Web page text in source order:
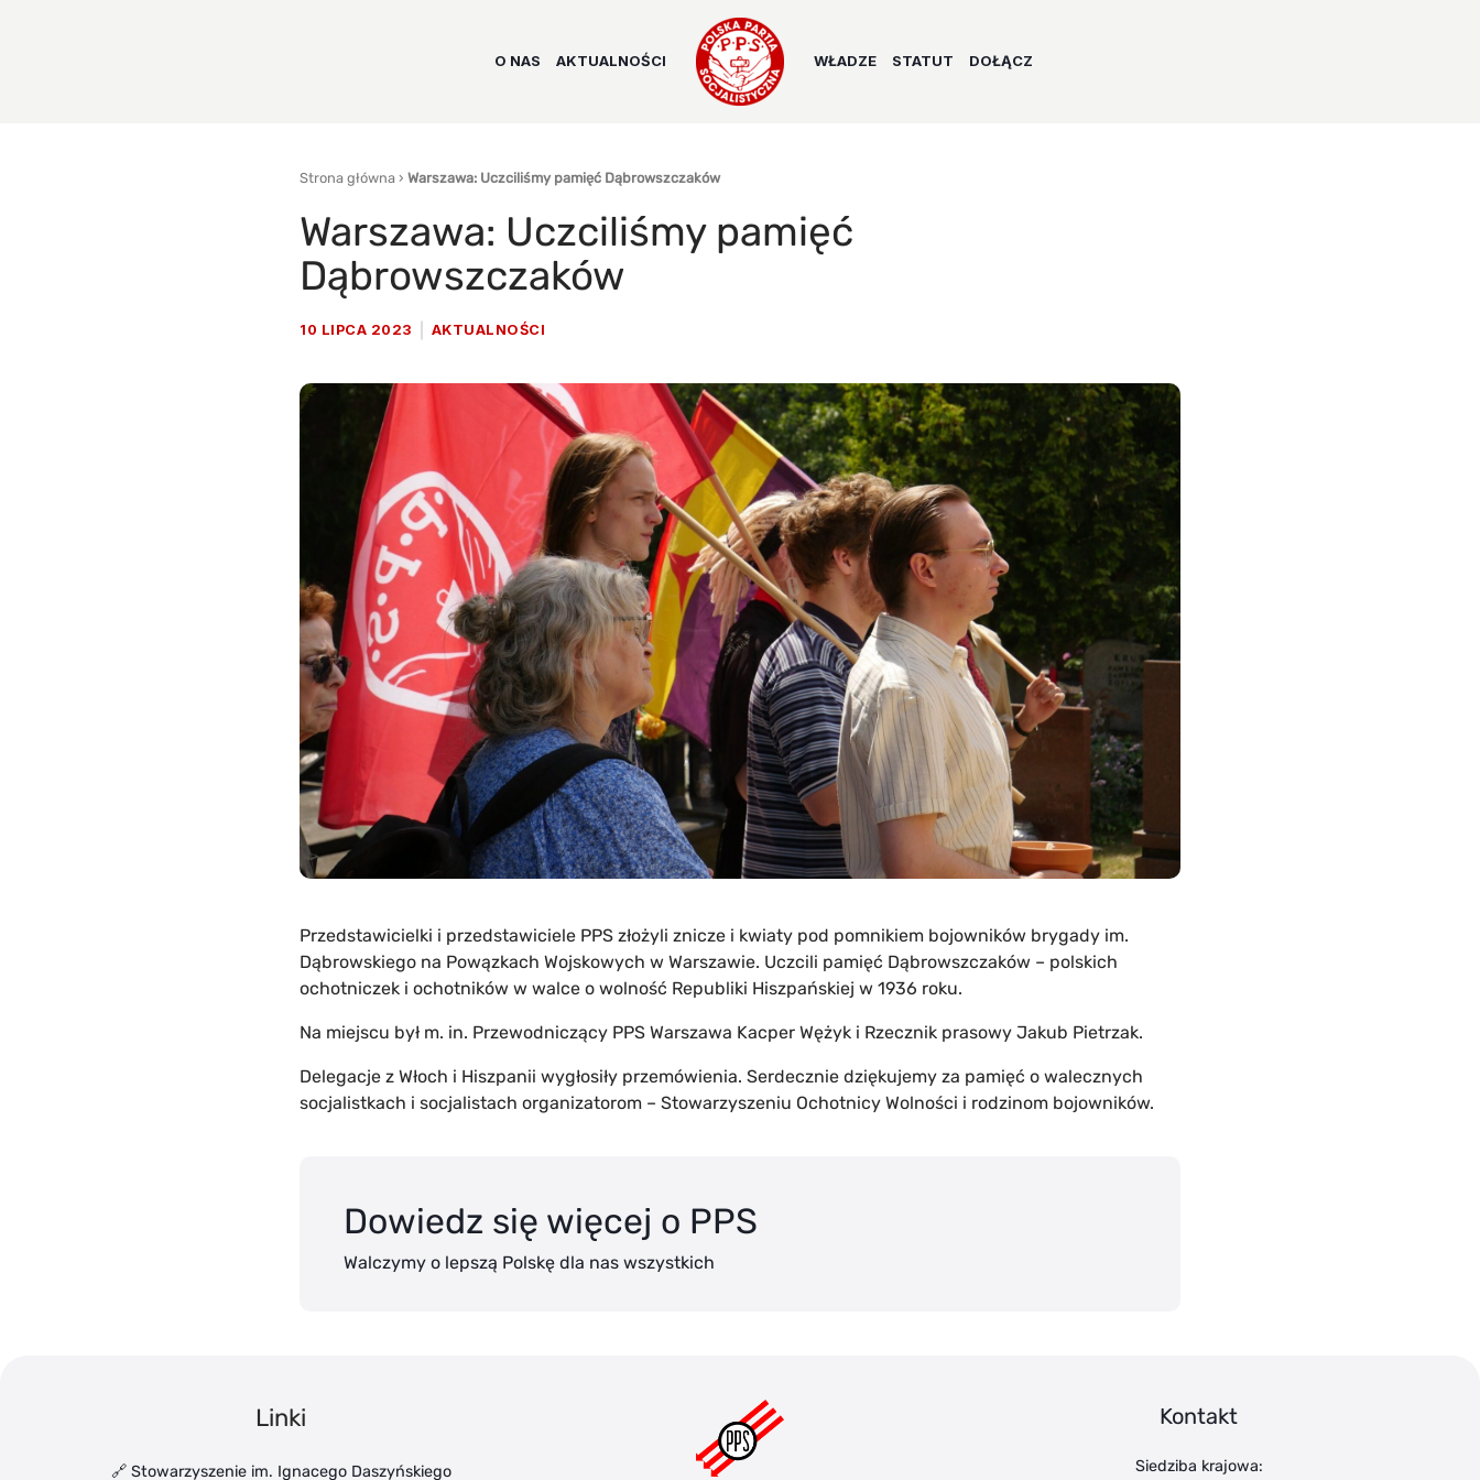
O NAS AKTUALNOŚCI WŁADZE STATUT DOŁĄCZ
Strona główna › Warszawa: Uczciliśmy pamięć Dąbrowszczaków
Warszawa: Uczciliśmy pamięć
Dąbrowszczaków
10 LIPCA 2023 AKTUALNOŚCI
Przedstawicielki i przedstawiciele PPS złożyli znicze i kwiaty pod pomnikiem bojowników brygady im.
Dąbrowskiego na Powązkach Wojskowych w Warszawie. Uczcili pamięć Dąbrowszczaków – polskich
ochotniczek i ochotników w walce o wolność Republiki Hiszpańskiej w 1936 roku.
Na miejscu był m. in. Przewodniczący PPS Warszawa Kacper Wężyk i Rzecznik prasowy Jakub Pietrzak.
Delegacje z Włoch i Hiszpanii wygłosiły przemówienia. Serdecznie dziękujemy za pamięć o walecznych
socjalistkach i socjalistach organizatorom – Stowarzyszeniu Ochotnicy Wolności i rodzinom bojowników.
Dowiedz się więcej o PPS
Walczymy o lepszą Polskę dla nas wszystkich
Linki
🔗 Stowarzyszenie im. Ignacego Daszyńskiego
Kontakt
Siedziba krajowa: